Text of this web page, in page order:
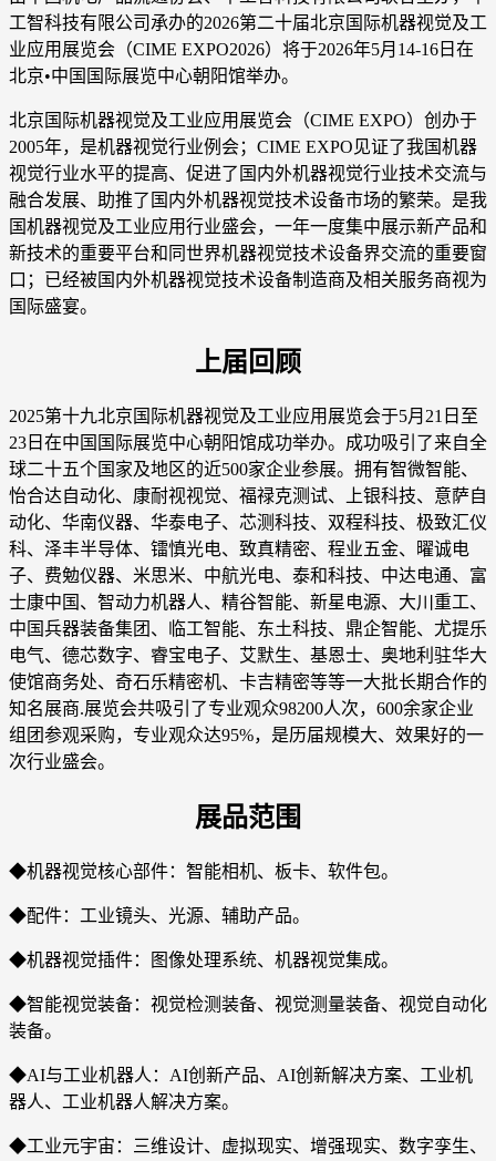
工智科技有限公司承办的2026第二十届北京国际机器视觉及工
业应用展览会（CIME EXPO2026）将于2026年5月14-16日在
北京•中国国际展览中心朝阳馆举办。
北京国际机器视觉及工业应用展览会（CIME EXPO）创办于
2005年，是机器视觉行业例会；CIME EXPO见证了我国机器
视觉行业水平的提高、促进了国内外机器视觉行业技术交流与
融合发展、助推了国内外机器视觉技术设备市场的繁荣。是我
国机器视觉及工业应用行业盛会，一年一度集中展示新产品和
新技术的重要平台和同世界机器视觉技术设备界交流的重要窗
口；已经被国内外机器视觉技术设备制造商及相关服务商视为
国际盛宴。
上届回顾
2025第十九北京国际机器视觉及工业应用展览会于5月21日至
23日在中国国际展览中心朝阳馆成功举办。成功吸引了来自全
球二十五个国家及地区的近500家企业参展。拥有智微智能、
怡合达自动化、康耐视视觉、福禄克测试、上银科技、意萨自
动化、华南仪器、华泰电子、芯测科技、双程科技、极致汇仪
科、泽丰半导体、镭慎光电、致真精密、程业五金、曜诚电
子、费勉仪器、米思米、中航光电、泰和科技、中达电通、富
士康中国、智动力机器人、精谷智能、新星电源、大川重工、
中国兵器装备集团、临工智能、东土科技、鼎企智能、尤提乐
电气、德芯数字、睿宝电子、艾默生、基恩士、奥地利驻华大
使馆商务处、奇石乐精密机、卡吉精密等等一大批长期合作的
知名展商.展览会共吸引了专业观众98200人次，600余家企业
组团参观采购，专业观众达95%，是历届规模大、效果好的一
次行业盛会。
展品范围
◆机器视觉核心部件：智能相机、板卡、软件包。
◆配件：工业镜头、光源、辅助产品。
◆机器视觉插件：图像处理系统、机器视觉集成。
◆智能视觉装备：视觉检测装备、视觉测量装备、视觉自动化
装备。
◆AI与工业机器人：AI创新产品、AI创新解决方案、工业机
器人、工业机器人解决方案。
◆工业元宇宙：三维设计、虚拟现实、增强现实、数字孪生、